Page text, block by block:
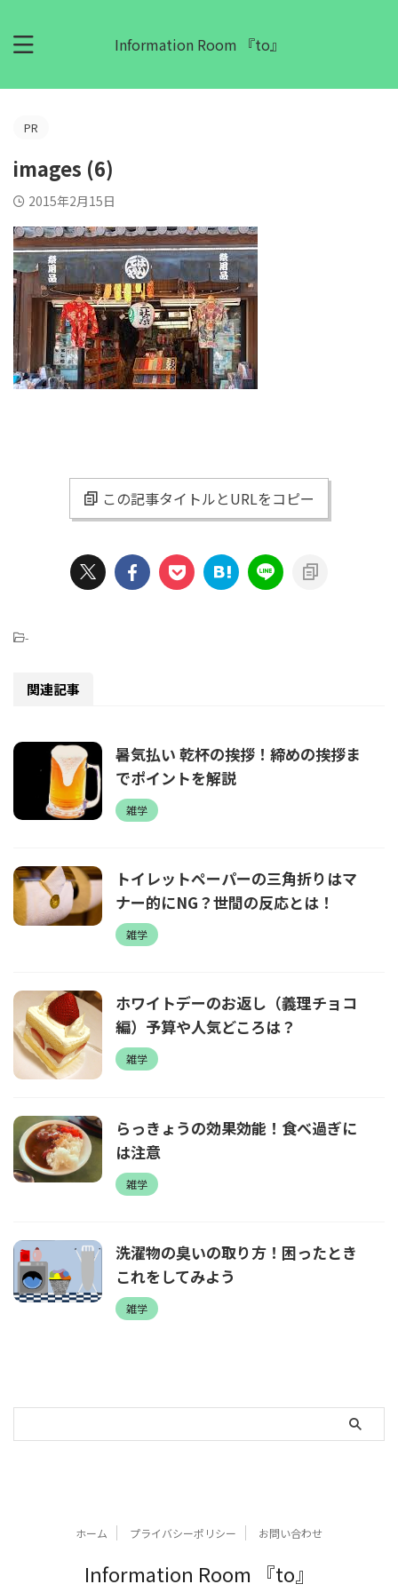
Information Room 『to』
PR
images (6)
2015年2月15日
この記事タイトルとURLをコピー
-
関連記事
暑気払い 乾杯の挨拶！締めの挨拶ま
でポイントを解説
雑学
トイレットペーパーの三角折りはマ
ナー的にNG？世間の反応とは！
雑学
ホワイトデーのお返し（義理チョコ
編）予算や人気どころは？
雑学
らっきょうの効果効能！食べ過ぎに
は注意
雑学
洗濯物の臭いの取り方！困ったとき
これをしてみよう
雑学
ホーム プライバシーポリシー お問い合わせ
Information Room 『to』